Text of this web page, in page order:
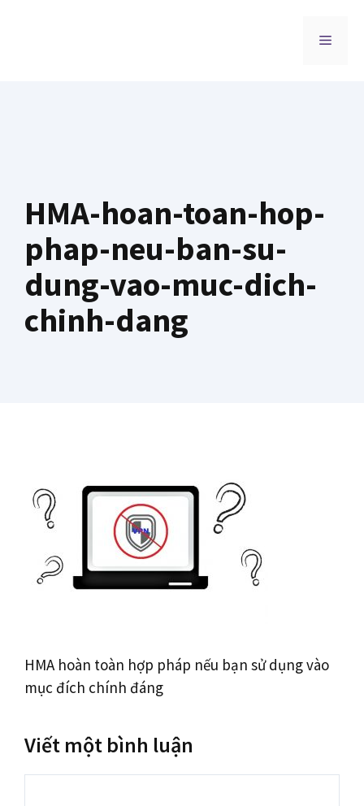
MENU
HMA-hoan-toan-hop-
phap-neu-ban-su-
dung-vao-muc-dich-
chinh-dang
HMA hoàn toàn hợp pháp nếu bạn sử dụng vào
mục đích chính đáng
Viết một bình luận